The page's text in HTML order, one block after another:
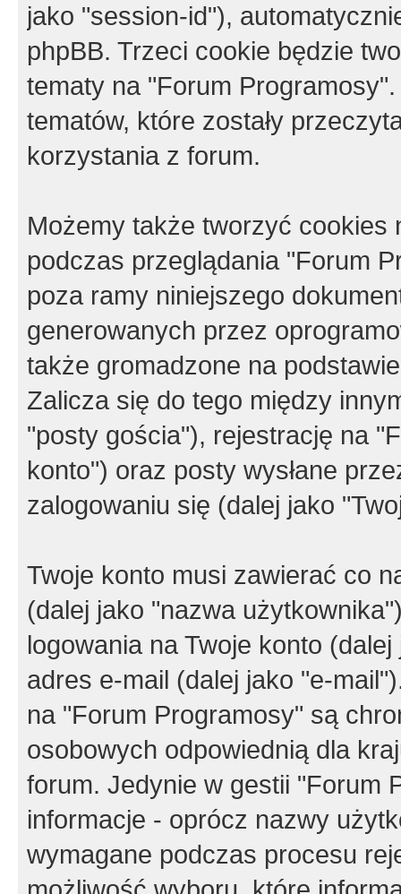
jako "session-id"),
phpBB. Trzeci cookie będzie
tematy na "Forum
tematów, które zostały
korzystania z forum.
Możemy także tworzyć cookies
podczas przeglądania "Forum
poza ramy niniejszego
generowanych przez
także gromadzone na
Zalicza się do tego między
"posty gościa"), rejestrację na
konto") oraz posty wysłane
zalogowaniu się (dalej jako
Twoje konto musi zawierać co
(dalej jako "nazwa
logowania na Twoje konto
adres e-mail (dalej jako "e-
na "Forum Programosy" są
osobowych odpowiednią dla
forum. Jedynie w gestii "Forum
informacje - oprócz nazwy
wymagane podczas procesu